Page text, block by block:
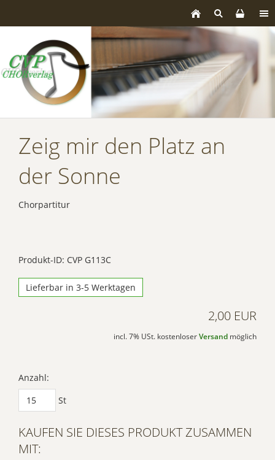
Zeig mir den Platz an
der Sonne
Chorpartitur
Produkt-ID: CVP G113C
Lieferbar in 3-5 Werktagen
2,00 EUR
incl. 7% USt. kostenloser Versand möglich
Anzahl:
St
KAUFEN SIE DIESES PRODUKT ZUSAMMEN
MIT: